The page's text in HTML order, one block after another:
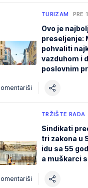
TURIZAM PRE
Ovo je
preseljenje:
pohvaliti
vazduhom i
poslovnim
TRŽIŠTE RADA
Sindikati
tri zakona u
idu sa 55
a muškarci